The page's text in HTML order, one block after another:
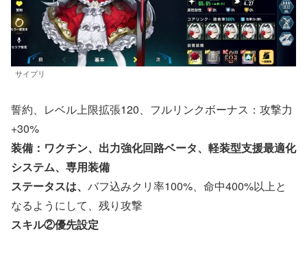
サイプリ
誓約、レベル上限拡張120、フルリンクボーナス：攻撃力
+30%
装備：ワクチン、出力強化回路ベータ、軽装型支援最適化
システム、専用装備
ステータスは、 バフ込みクリ率100%、命中400%以上と
なるようにして、残り攻撃
スキル②優先設定